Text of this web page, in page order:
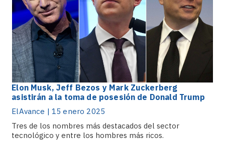
Elon Musk, Jeff Bezos y Mark Zuckerberg
asistirán a la toma de posesión de Donald Trump
ElAvance | 15 enero 2025
Tres de los nombres más destacados del sector
tecnológico y entre los hombres más ricos.